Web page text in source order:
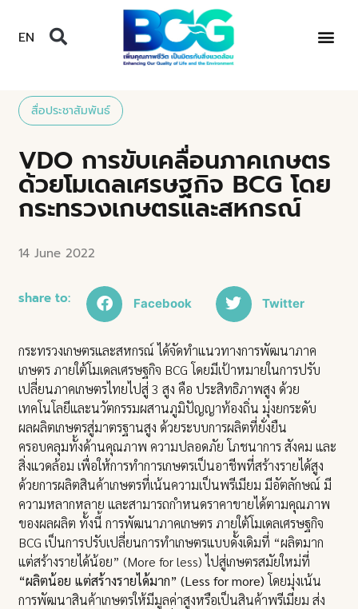
EN
สื่อประชาสัมพันธ์
VDO การขับเคลื่อนภาคเกษตร
ด้วยโมเดลเศรษฐกิจ BCG โดย
กระทรวงเกษตรและสหกรณ์
14 June 2022
share to: Facebook Twitter
กระทรวงเกษตรและสหกรณ์ ได้จัดทำแนวทางการพัฒนาภาค
เกษตร ภายใต้โมเดลเศรษฐกิจ BCG โดยมีเป้าหมายในการปรับ
เปลี่ยนภาคเกษตรไทยไปสู่ 3 สูง คือ ประสิทธิภาพสูง ด้วย
เทคโนโลยีและนวัตกรรมผสานภูมิปัญญาท้องถิ่น มุ่งยกระดับ
ผลผลิตเกษตรสู่มาตรฐานสูง ด้วยระบบการผลิตที่ยั่งยืน
ครอบคลุมทั้งด้านคุณภาพ ความปลอดภัย โภชนาการ สังคม และ
สิ่งแวดล้อม เพื่อให้การทําการเกษตรเป็นอาชีพที่สร้างรายได้สูง
ด้วยการผลิตสินค้าเกษตรที่เน้นความเป็นพรีเมียม มีอัตลักษณ์ มี
ความหลากหลาย และสามารถกําหนดราคาขายได้ตามคุณภาพ
ของผลผลิต ทั้งนี้ การพัฒนาภาคเกษตร ภายใต้โมเดลเศรษฐกิจ
BCG เป็นการปรับเปลี่ยนการทำเกษตรแบบดั้งเดิมที่ “ผลิตมาก
แต่สร้างรายได้น้อย” (More for less) ไปสู่เกษตรสมัยใหม่ที่
“ผลิตน้อย แต่สร้างรายได้มาก” (Less for more) โดยมุ่งเน้น
การพัฒนาสินค้าเกษตรให้มีมูลค่าสูงหรือเป็นสินค้าพรีเมียม ส่ง